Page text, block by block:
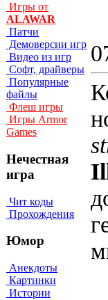
Игры от
ALAWAR
Патчи
Демоверсии игр
Видео из игр
Софт, драйверы
Популярные
файлы
Флеш игры
Игры Armor
Games
Нечестная
игра
Чит коды
Прохождения
Юмор
Анекдоты
Картинки
Истории